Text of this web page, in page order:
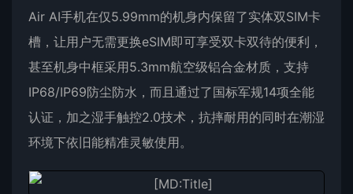
Air AI手机在仅5.99mm的机身内保留了实体双SIM卡
槽，让用户无需更换eSIM即可享受双卡双待的便利，
甚至机身中框采用5.3mm航空级铝合金材质，支持
IP68/IP69防尘防水，而且通过了国标军规14项全能
认证，加之湿手触控2.0技术，抗摔耐用的同时在潮湿
环境下依旧能精准灵敏使用。